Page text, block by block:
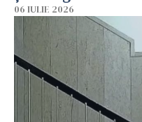
06 IULIE 2026